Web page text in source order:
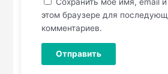
Сохранить моё имя, email
этом браузере для
комментариев.